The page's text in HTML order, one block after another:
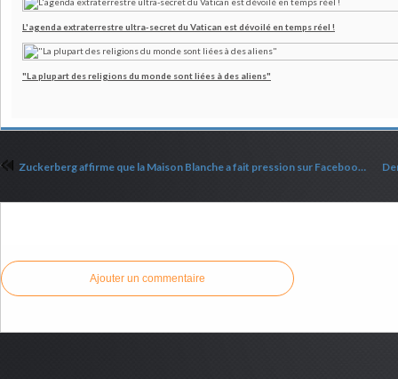
L'agenda extraterrestre ultra-secret du Vatican est dévoilé en temps réel !
"La plupart des religions du monde sont liées à des aliens"
Zuckerberg affirme que la Maison Blanche a fait pression sur Facebook pour censurer les informations liées à la pandémie
Ajouter un commentaire